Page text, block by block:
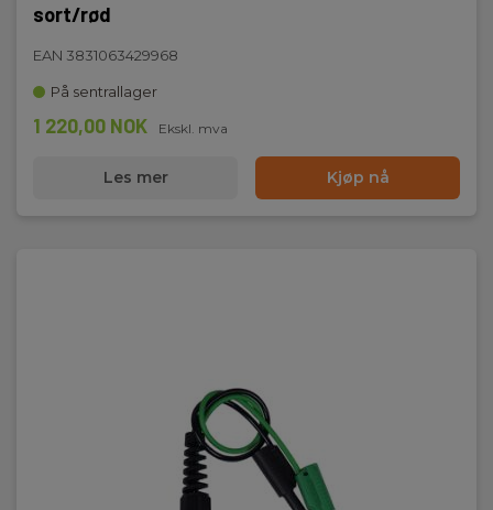
sort/rød
EAN 3831063429968
På sentrallager
1 220,00 NOK Ekskl. mva
Les mer Kjøp nå